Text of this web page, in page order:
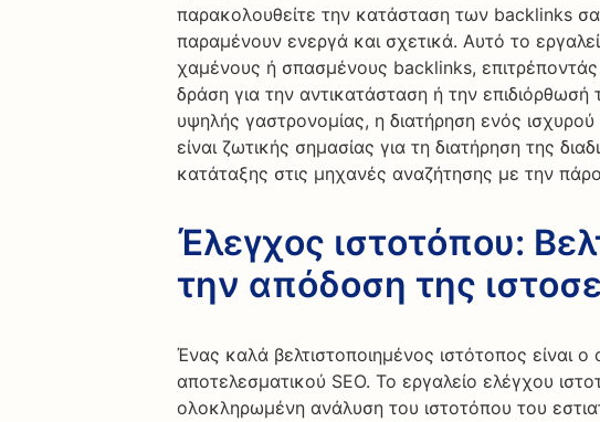
παρακολουθείτε την κατάσταση των backlinks
παραμένουν ενεργά και σχετικά. Αυτό το
χαμένους ή σπασμένους backlinks,
δράση για την αντικατάσταση ή την επιδιόρθωσή
υψηλής γαστρονομίας, η διατήρηση ενός
είναι ζωτικής σημασίας για τη διατήρηση της
κατάταξης στις μηχανές αναζήτησης με την
Έλεγχος ιστοτόπου:
την απόδοση της
Ένας καλά βελτιστοποιημένος ιστότοπος είναι ο
αποτελεσματικού SEO. Το εργαλείο ελέγχου
ολοκληρωμένη ανάλυση του ιστοτόπου του